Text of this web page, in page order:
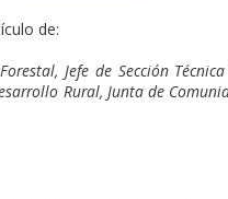
de:
Jefe de Sección
Rural, Junta de